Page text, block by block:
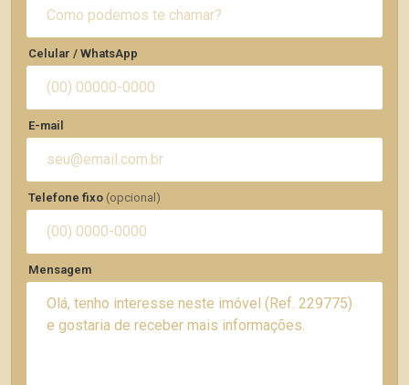
Celular / WhatsApp
E-mail
Telefone fixo (opcional)
Mensagem